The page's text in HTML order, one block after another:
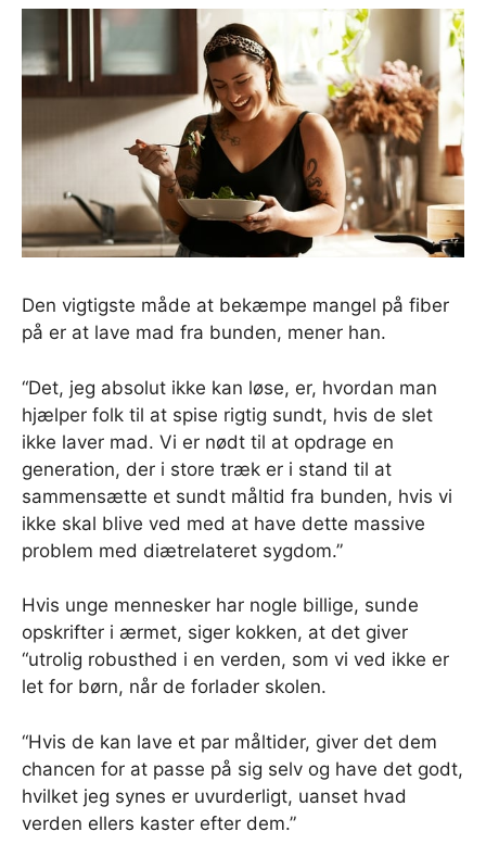
Den vigtigste måde at bekæmpe mangel på fiber
på er at lave mad fra bunden, mener han.
“Det, jeg absolut ikke kan løse, er, hvordan man
hjælper folk til at spise rigtig sundt, hvis de slet
ikke laver mad. Vi er nødt til at opdrage en
generation, der i store træk er i stand til at
sammensætte et sundt måltid fra bunden, hvis vi
ikke skal blive ved med at have dette massive
problem med diætrelateret sygdom.”
Hvis unge mennesker har nogle billige, sunde
opskrifter i ærmet, siger kokken, at det giver
“utrolig robusthed i en verden, som vi ved ikke er
let for børn, når de forlader skolen.
“Hvis de kan lave et par måltider, giver det dem
chancen for at passe på sig selv og have det godt,
hvilket jeg synes er uvurderligt, uanset hvad
verden ellers kaster efter dem.”